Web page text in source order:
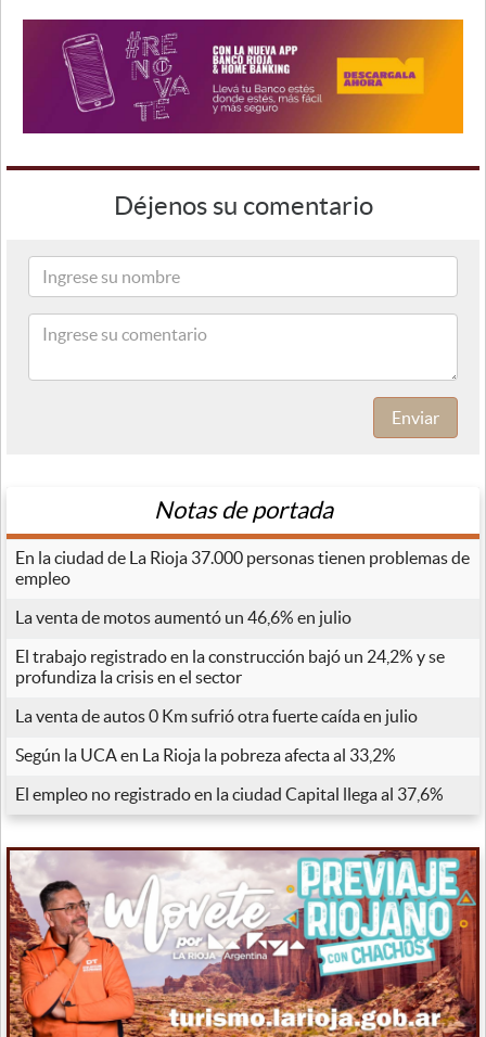
Déjenos su comentario
Enviar
Notas de portada
En la ciudad de La Rioja 37.000 personas tienen problemas de
empleo
La venta de motos aumentó un 46,6% en julio
El trabajo registrado en la construcción bajó un 24,2% y se
profundiza la crisis en el sector
La venta de autos 0 Km sufrió otra fuerte caída en julio
Según la UCA en La Rioja la pobreza afecta al 33,2%
El empleo no registrado en la ciudad Capital llega al 37,6%